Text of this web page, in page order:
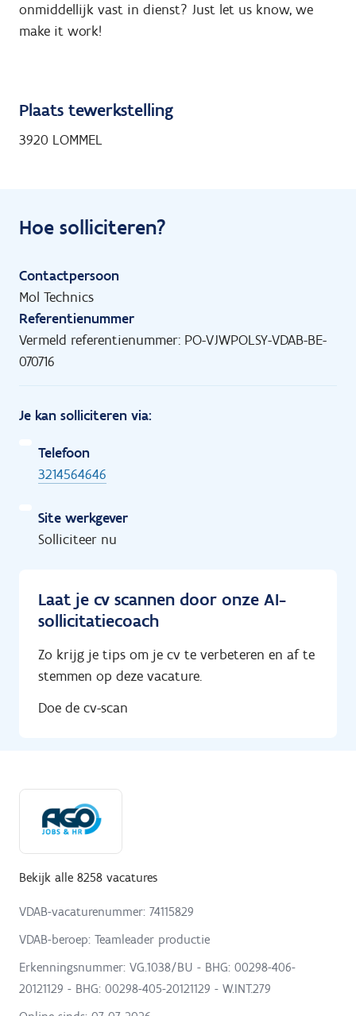
onmiddellijk vast in dienst? Just let us know, we
make it work!
Plaats tewerkstelling
3920 LOMMEL
Hoe solliciteren?
Contactpersoon
Mol Technics
Referentienummer
Vermeld referentienummer: PO-VJWPOLSY-VDAB-BE-
070716
Je kan solliciteren via:
Telefoon
3214564646
Site werkgever
Solliciteer nu
Laat je cv scannen door onze AI-
sollicitatiecoach
Zo krijg je tips om je cv te verbeteren en af te
stemmen op deze vacature.
Doe de cv-scan
Bekijk alle 8258 vacatures
VDAB-vacaturenummer: 74115829
VDAB-beroep: Teamleader productie
Erkenningsnummer: VG.1038/BU - BHG: 00298-406-
20121129 - BHG: 00298-405-20121129 - W.INT.279